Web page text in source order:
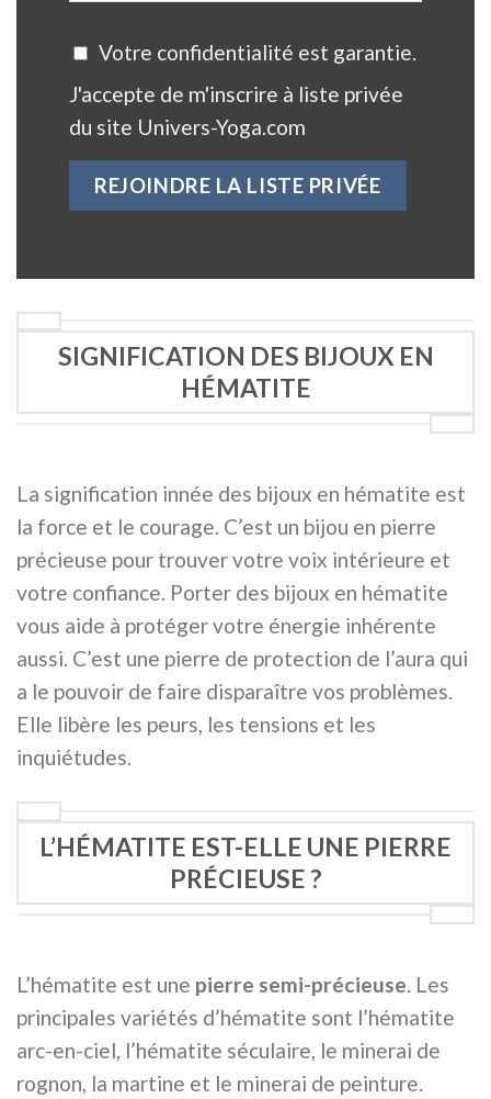
Votre confidentialité est garantie.
J'accepte de m'inscrire à liste privée
du site Univers-Yoga.com
SIGNIFICATION DES BIJOUX EN
HÉMATITE
La signification innée des bijoux en hématite est
la force et le courage. C’est un bijou en pierre
précieuse pour trouver votre voix intérieure et
votre confiance. Porter des bijoux en hématite
vous aide à protéger votre énergie inhérente
aussi. C’est une pierre de protection de l’aura qui
a le pouvoir de faire disparaître vos problèmes.
Elle libère les peurs, les tensions et les
inquiétudes.
L’HÉMATITE EST-ELLE UNE PIERRE
PRÉCIEUSE ?
L’hématite est une pierre semi-précieuse. Les
principales variétés d’hématite sont l’hématite
arc-en-ciel, l’hématite séculaire, le minerai de
rognon, la martine et le minerai de peinture.